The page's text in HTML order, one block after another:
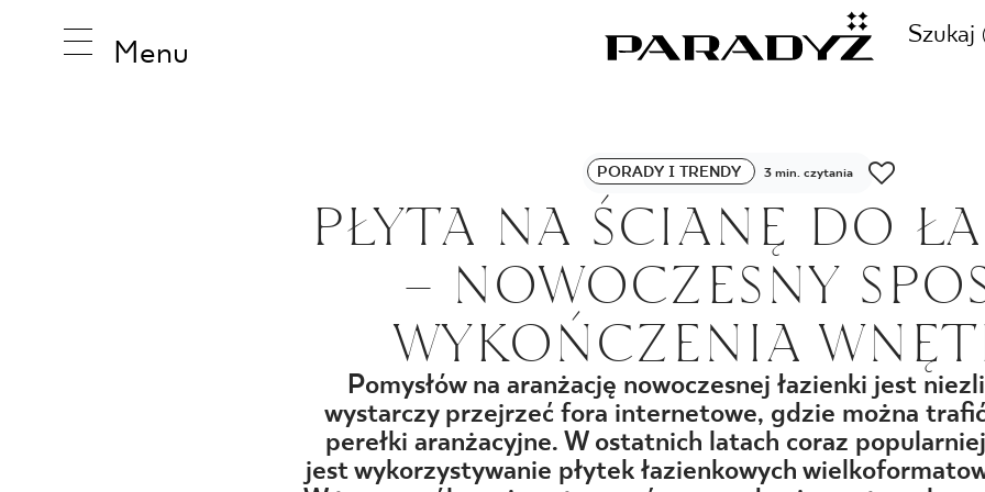
Menu
Szukaj
INSPIRACJE
PRODUKTY
KOLEKCJE
ZADZWOŃ DO NAS
+48
SKLEP INTERNETOWY
44
PORADY I TRENDY 3 min. czytania
PŁYTA NA ŚCIANĘ DO
– NOWOCZESNY
WYKOŃCZENIA
Pomysłów na aranżację nowoczesnej łazienki jest
wystarczy przejrzeć fora internetowe, gdzie można
perełki aranżacyjne. W ostatnich latach coraz
jest wykorzystywanie płytek łazienkowych